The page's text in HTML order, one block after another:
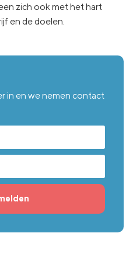
zich ook met het hart
en de doelen.
in en we nemen contact